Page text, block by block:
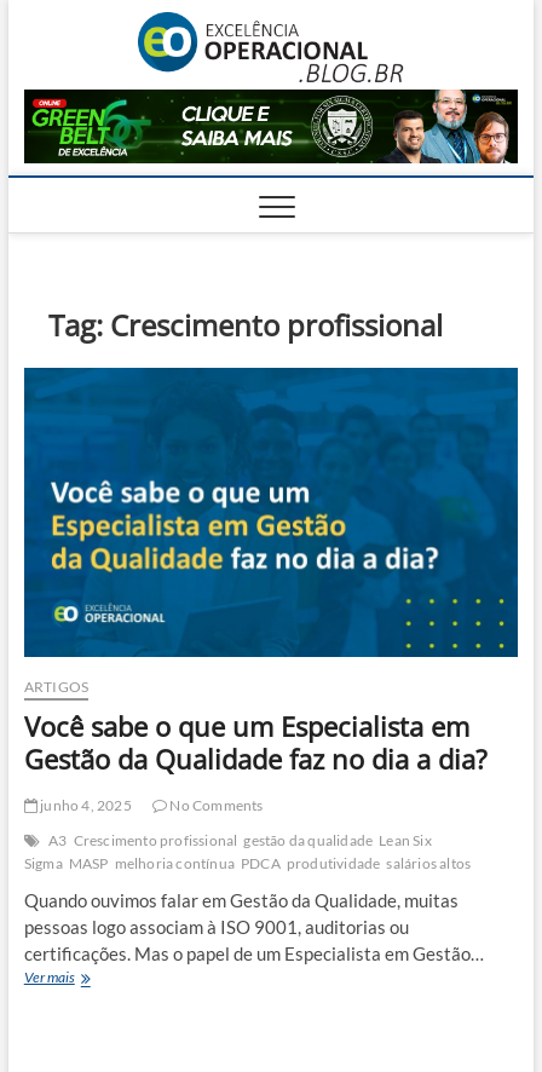
ENGENHARIA
Tag: Crescimento profissional
ARTIGOS
Você sabe o que um Especialista em
Gestão da Qualidade faz no dia a dia?
junho 4, 2025
No Comments
A3 Crescimento profissional gestão da qualidade Lean Six
Sigma MASP melhoria contínua PDCA produtividade salários altos
Quando ouvimos falar em Gestão da Qualidade, muitas
pessoas logo associam à ISO 9001, auditorias ou
certificações. Mas o papel de um Especialista em Gestão…
Ver maisVocê